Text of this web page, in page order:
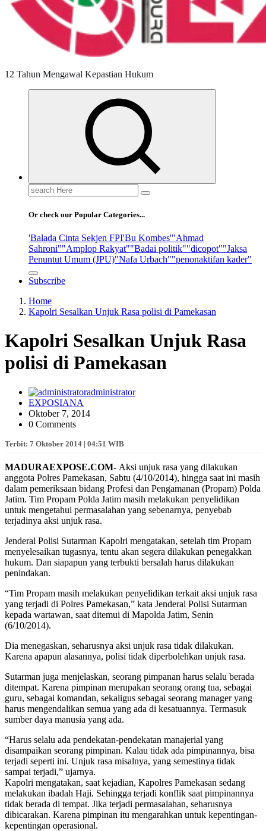
12 Tahun Mengawal Kepastian Hukum
Search
for:
Or check our Popular Categories...
'Balada Cinta Sekjen FPI'Bu Kombes'"Ahmad
Sahroni""Amplop Rakyat""Badai politik""dicopot""Jaksa
Penuntut Umum (JPU)"Nafa Urbach""penonaktifan kader"
Subscribe
Home
Kapolri Sesalkan Unjuk Rasa polisi di Pamekasan
Kapolri Sesalkan Unjuk Rasa
polisi di Pamekasan
administrator
EXPOSIANA
Oktober 7, 2014
0 Comments
Terbit: 7 Oktober 2014 | 04:51 WIB
MADURAEXPOSE.COM- Aksi unjuk rasa yang dilakukan
anggota Polres Pamekasan, Sabtu (4/10/2014), hingga saat ini masih
dalam pemeriksaan bidang Profesi dan Pengamanan (Propam) Polda
Jatim. Tim Propam Polda Jatim masih melakukan penyelidikan
untuk mengetahui permasalahan yang sebenarnya, penyebab
terjadinya aksi unjuk rasa.
Jenderal Polisi Sutarman Kapolri mengatakan, setelah tim Propam
menyelesaikan tugasnya, tentu akan segera dilakukan penegakkan
hukum. Dan siapapun yang terbukti bersalah harus dilakukan
penindakan.
“Tim Propam masih melakukan penyelidikan terkait aksi unjuk rasa
yang terjadi di Polres Pamekasan,” kata Jenderal Polisi Sutarman
kepada wartawan, saat ditemui di Mapolda Jatim, Senin
(6/10/2014).
Dia menegaskan, seharusnya aksi unjuk rasa tidak dilakukan.
Karena apapun alasannya, polisi tidak diperbolehkan unjuk rasa.
Sutarman juga menjelaskan, seorang pimpanan harus selalu berada
ditempat. Karena pimpinan merupakan seorang orang tua, sebagai
guru, sebagai komandan, sekaligus sebagai seorang manager yang
harus mengendalikan semua yang ada di kesatuannya. Termasuk
sumber daya manusia yang ada.
“Harus selalu ada pendekatan-pendekatan manajerial yang
disampaikan seorang pimpinan. Kalau tidak ada pimpinannya, bisa
terjadi seperti ini. Unjuk rasa misalnya, yang semestinya tidak
sampai terjadi,” ujarnya.
Kapolri mengatakan, saat kejadian, Kapolres Pamekasan sedang
melakukan ibadah Haji. Sehingga terjadi konflik saat pimpinannya
tidak berada di tempat. Jika terjadi permasalahan, seharusnya
dibicarakan. Karena pimpinan itu mengarahkan untuk kepentingan-
kepentingan operasional.